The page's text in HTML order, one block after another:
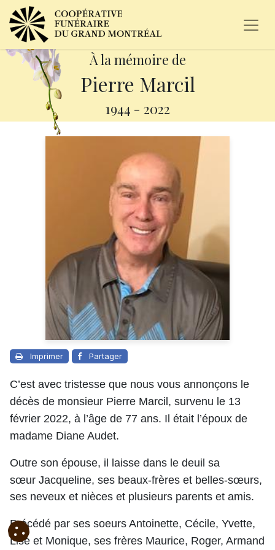
À la mémoire de
Pierre Marcil
1944 - 2022
Imprimer Partager
C’est avec tristesse que nous vous annonçons le
décès de monsieur Pierre Marcil, survenu le 13
février 2022, à l’âge de 77 ans. Il était l’époux de
madame Diane Audet.
Outre son épouse, il laisse dans le deuil sa
sœur Jacqueline, ses beaux-frères et belles-sœurs,
ses neveux et nièces et plusieurs parents et amis.
Précédé par ses soeurs Antoinette, Cécile, Yvette,
Lise et Monique, ses frères Maurice, Roger, Armand